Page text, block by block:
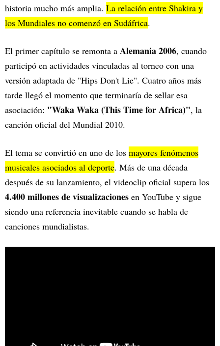
historia mucho más amplia. La relación entre Shakira y
los Mundiales no comenzó en Sudáfrica.
El primer capítulo se remonta a Alemania 2006, cuando
participó en actividades vinculadas al torneo con una
versión adaptada de "Hips Don't Lie". Cuatro años más
tarde llegó el momento que terminaría de sellar esa
asociación: "Waka Waka (This Time for Africa)", la
canción oficial del Mundial 2010.
El tema se convirtió en uno de los mayores fenómenos
musicales asociados al deporte. Más de una década
después de su lanzamiento, el videoclip oficial supera los
4.400 millones de visualizaciones en YouTube y sigue
siendo una referencia inevitable cuando se habla de
canciones mundialistas.